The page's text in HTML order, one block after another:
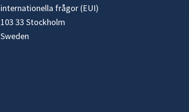
internationella frågor (EUI)
103 33 Stockholm
Sweden